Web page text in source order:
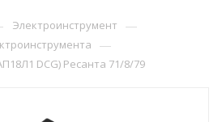
Электроинструмент —
—
DCG) Ресанта 71/8/79